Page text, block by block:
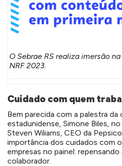
O Sebrae RS realiza imersão
NRF 2023.
Cuidado com quem
Bem parecida com a palestra da
estadunidense, Simone Biles,
Steven Wiliams, CEO da
importância dos cuidados com
empresas no painel:
colaborador.